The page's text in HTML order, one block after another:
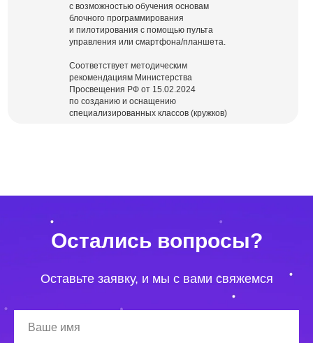
с возможностью обучения основам
блочного программирования
и пилотирования с помощью пульта
управления или смартфона/планшета.
Соответствует методическим
рекомендациям Министерства
Просвещения РФ от 15.02.2024
по созданию и оснащению
специализированных классов (кружков)
Остались вопросы?
Оставьте заявку, и мы с вами свяжемся